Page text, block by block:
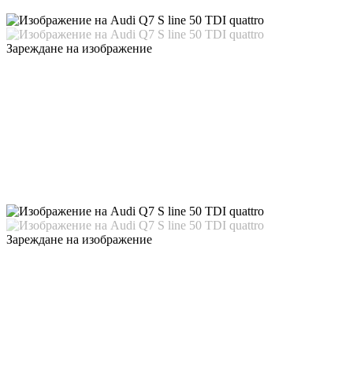
Зареждане на изображение
Зареждане на изображение